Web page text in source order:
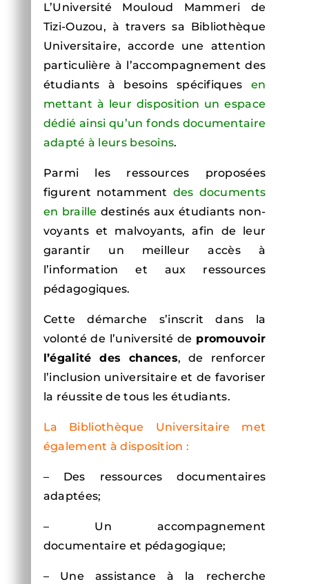
L’Université Mouloud Mammeri de
Tizi-Ouzou, à travers sa Bibliothèque
Universitaire, accorde une attention
particulière à l’accompagnement des
étudiants à besoins spécifiques en
mettant à leur disposition un espace
dédié ainsi qu’un fonds documentaire
adapté à leurs besoins.
Parmi les ressources proposées
figurent notamment des documents
en braille destinés aux étudiants non-
voyants et malvoyants, afin de leur
garantir un meilleur accès à
l’information et aux ressources
pédagogiques.
Cette démarche s’inscrit dans la
volonté de l’université de promouvoir
l’égalité des chances, de renforcer
l’inclusion universitaire et de favoriser
la réussite de tous les étudiants.
La Bibliothèque Universitaire met
également à disposition :
– Des ressources documentaires
adaptées;
– Un accompagnement
documentaire et pédagogique;
– Une assistance à la recherche